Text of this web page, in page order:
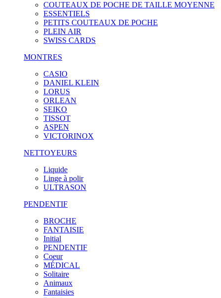
COUTEAUX DE POCHE DE TAILLE MOYENNE
ESSENTIELS
PETITS COUTEAUX DE POCHE
PLEIN AIR
SWISS CARDS
MONTRES
CASIO
DANIEL KLEIN
LORUS
ORLEAN
SEIKO
TISSOT
ASPEN
VICTORINOX
NETTOYEURS
Liquide
Linge à polir
ULTRASON
PENDENTIF
BROCHE
FANTAISIE
Initial
PENDENTIF
Coeur
MÉDICAL
Solitaire
Animaux
Fantaisies